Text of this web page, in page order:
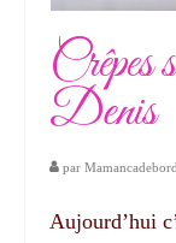
Denis
par
Aujourd’hui